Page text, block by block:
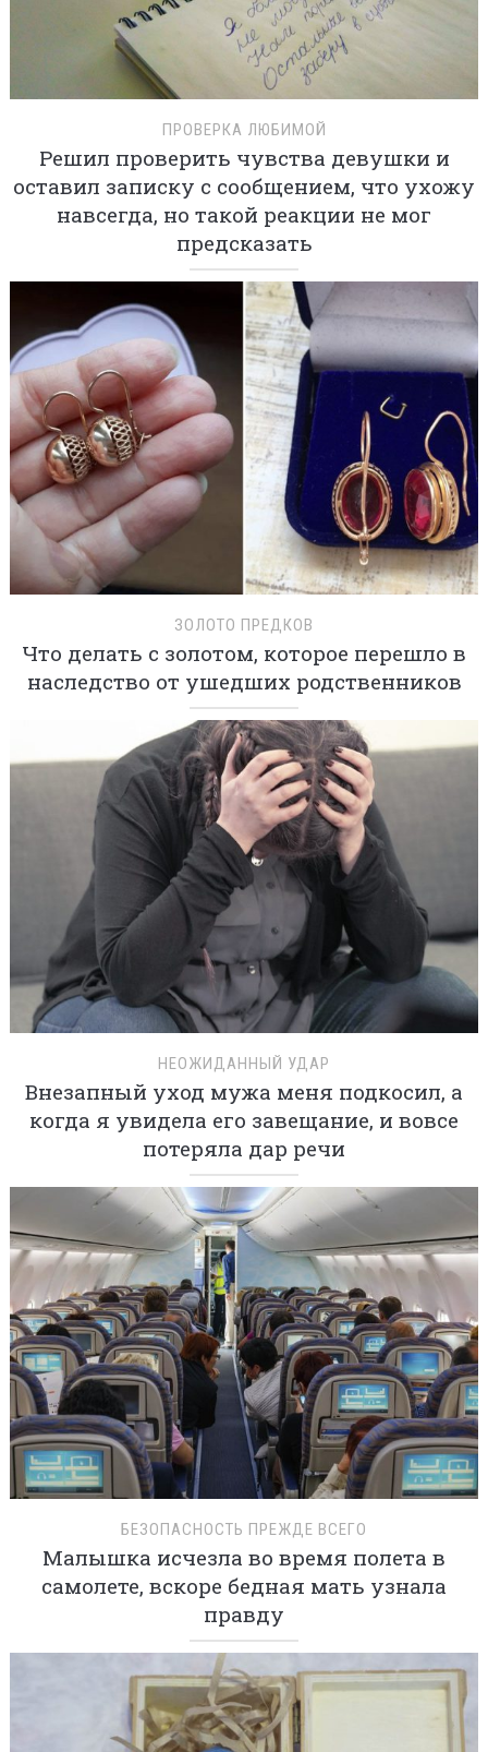
ПРОВЕРКА ЛЮБИМОЙ
Решил проверить чувства девушки и
оставил записку с сообщением, что ухожу
навсегда, но такой реакции не мог
предсказать
ЗОЛОТО ПРЕДКОВ
Что делать с золотом, которое перешло в
наследство от ушедших родственников
НЕОЖИДАННЫЙ УДАР
Внезапный уход мужа меня подкосил, а
когда я увидела его завещание, и вовсе
потеряла дар речи
БЕЗОПАСНОСТЬ ПРЕЖДЕ ВСЕГО
Малышка исчезла во время полета в
самолете, вскоре бедная мать узнала
правду